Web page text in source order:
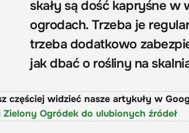
skały są dość kapryśne w
ogrodach. Trzeba je
trzeba dodatkowo
jak dbać o rośliny na
częściej widzieć nasze artykuły w
Zielony Ogródek do ulubionych źródeł